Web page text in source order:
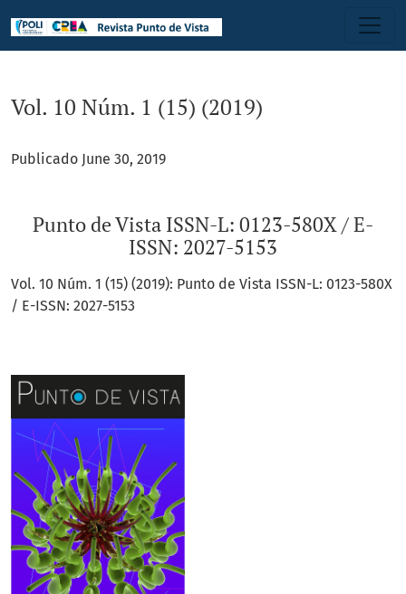
Vol. 10 Núm. 1 (15) (2019)
Publicado June 30, 2019
Punto de Vista ISSN-L: 0123-580X / E-
ISSN: 2027-5153
Vol. 10 Núm. 1 (15) (2019): Punto de Vista ISSN-L: 0123-580X
/ E-ISSN: 2027-5153